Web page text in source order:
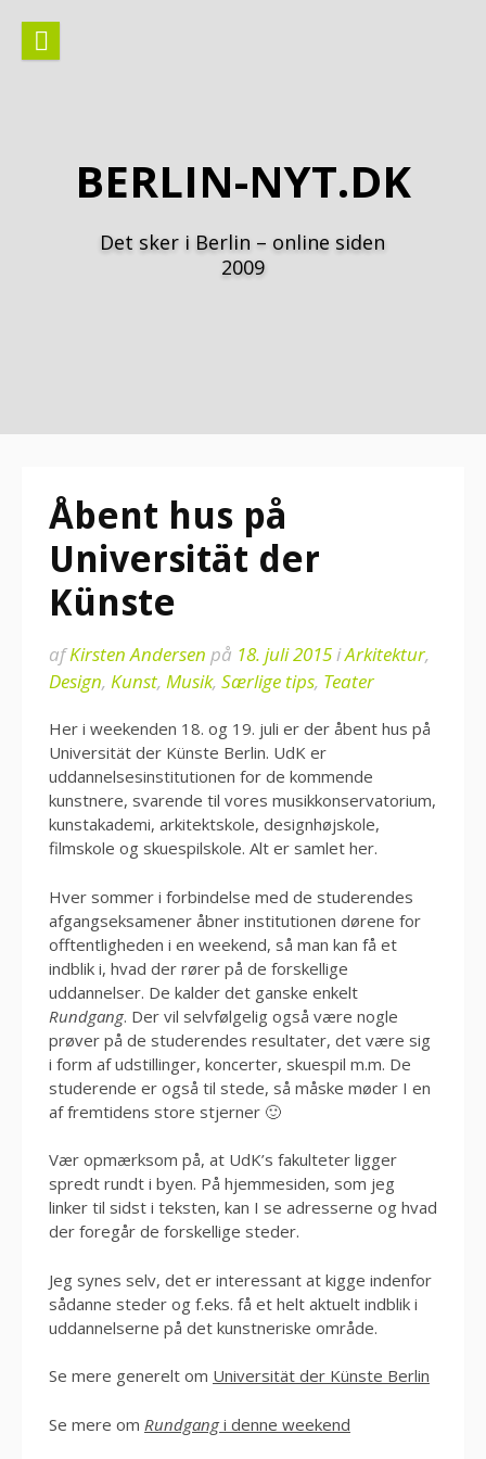
indhold
BERLIN-NYT.DK
Det sker i Berlin – online siden
2009
Åbent hus på
Universität der
Künste
afKirsten Andersen på 18. juli 2015iArkitektur,
Design, Kunst, Musik, Særlige tips, Teater
Her i weekenden 18. og 19. juli er der åbent hus på
Universität der Künste Berlin. UdK er
uddannelsesinstitutionen for de kommende
kunstnere, svarende til vores musikkonservatorium,
kunstakademi, arkitektskole, designhøjskole,
filmskole og skuespilskole. Alt er samlet her.
Hver sommer i forbindelse med de studerendes
afgangseksamener åbner institutionen dørene for
offtentligheden i en weekend, så man kan få et
indblik i, hvad der rører på de forskellige
uddannelser. De kalder det ganske enkelt
Rundgang. Der vil selvfølgelig også være nogle
prøver på de studerendes resultater, det være sig
i form af udstillinger, koncerter, skuespil m.m. De
studerende er også til stede, så måske møder I en
af fremtidens store stjerner 🙂
Vær opmærksom på, at UdK’s fakulteter ligger
spredt rundt i byen. På hjemmesiden, som jeg
linker til sidst i teksten, kan I se adresserne og hvad
der foregår de forskellige steder.
Jeg synes selv, det er interessant at kigge indenfor
sådanne steder og f.eks. få et helt aktuelt indblik i
uddannelserne på det kunstneriske område.
Se mere generelt om Universität der Künste Berlin
Se mere om Rundgangi denne weekend